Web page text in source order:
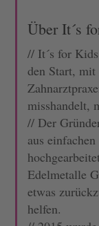
Über It´s
// It´s for
den Start, mit
misshandelt,
// Der
aus
Edelmetalle
etwas
helfen.